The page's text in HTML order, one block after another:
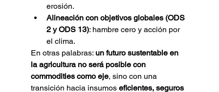
erosión.
Alineación con objetivos globales (ODS
2 y ODS 13): hambre cero y acción por
el clima.
En otras palabras: un futuro sustentable en
la agricultura no será posible con
commodities como eje, sino con una
transición hacia insumos eficientes, seguros